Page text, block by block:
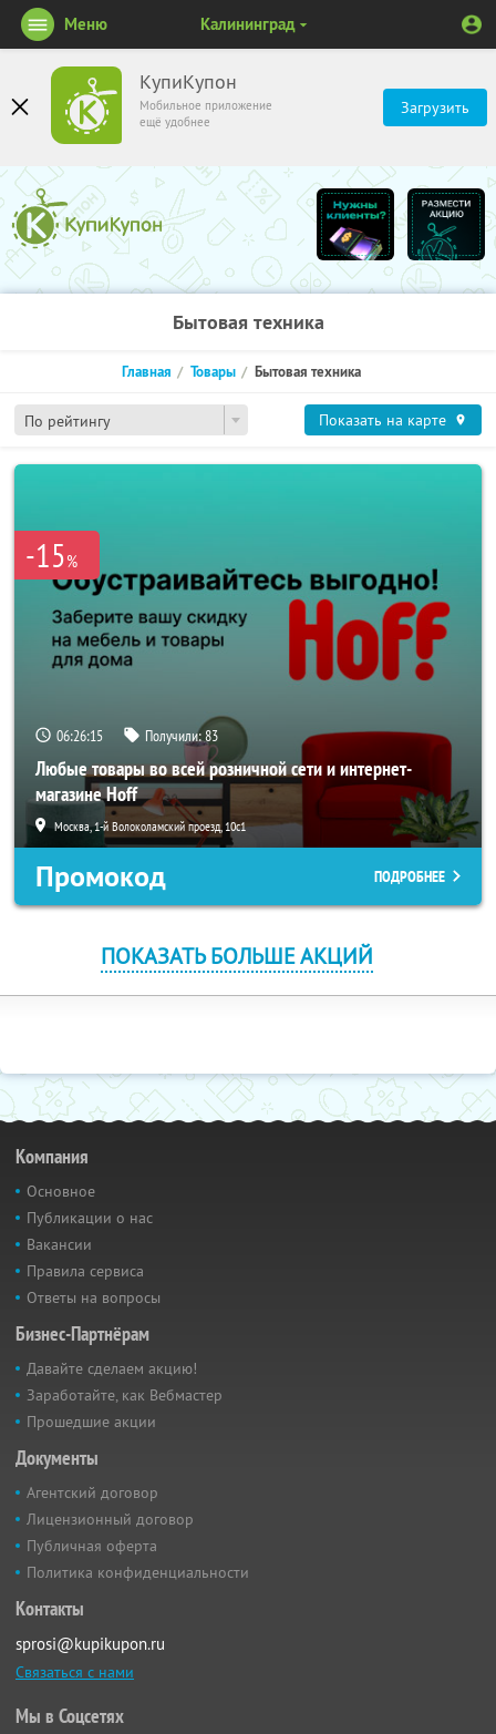
КупиКупон
Мобильное приложение
ещё удобнее
Загрузить
Меню Калининград
Бытовая техника
По рейтингу
Главная Товары Бытовая техника
Показать на карте
-15%
06:26:15 Получили:83
Любые товары во всей розничной сети и интернет-
магазине Hoff
Москва, 1-й Волоколамский проезд, 10с1
Промокод ПОДРОБНЕЕ
ПОКАЗАТЬ БОЛЬШЕ АКЦИЙ
Компания
Основное
Публикации о нас
Вакансии
Правила сервиса
Ответы на вопросы
Бизнес-Партнёрам
Давайте сделаем акцию!
Заработайте, как Вебмастер
Прошедшие акции
Документы
Агентский договор
Лицензионный договор
Публичная оферта
Политика конфиденциальности
Контакты
sprosi@kupikupon.ru
Связаться с нами
Мы в Соцсетях